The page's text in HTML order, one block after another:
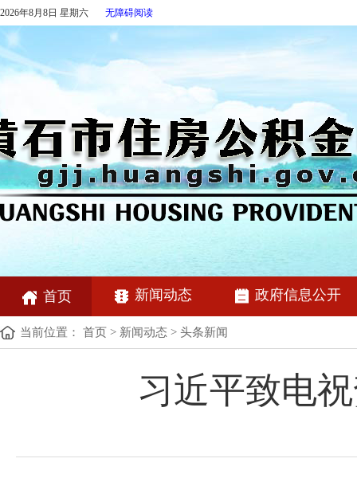
2026年8月8日 星期六 无障碍阅读
首页 新闻动态 政府信息公开
当前位置： 首页 > 新闻动态 > 头条新闻
习近平致电